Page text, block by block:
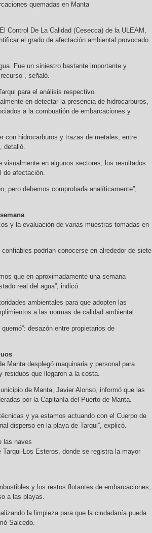
quemadas en Manta
Control De La Calidad (Cesecca) de la ULEAM,
el grado de afectación ambiental provocado
Fue un siniestro bastante importante y
señaló.
para el análisis respectivo.
en detectar la presencia de hidrocarburos,
a la combustión de embarcaciones y
con hidrocarburos y trazas de metales, entre
detalló.
visualmente en algunos sectores, los resultados
de afectación.
pero debemos comprobarla analíticamente”,
y la evaluación de varias muestras tomadas en
podrían conocerse en alrededor de siete
que en aproximadamente una semana
real del agua”, indicó.
ambientales para que adopten las
a las normas de calidad ambiental.
desazón entre propietarios de
Manta desplegó maquinaria y personal para
residuos que llegaron a la costa.
de Manta, Javier Alonso, informó que las
por la Capitanía del Puerto de Manta.
y ya estamos actuando con el Cuerpo de
disperso en la playa de Tarqui”, explicó.
las naves
Los Esteros, donde se registra la mayor
y los restos flotantes de embarcaciones,
a las playas.
la limpieza para que la ciudadanía pueda
Salcedo.